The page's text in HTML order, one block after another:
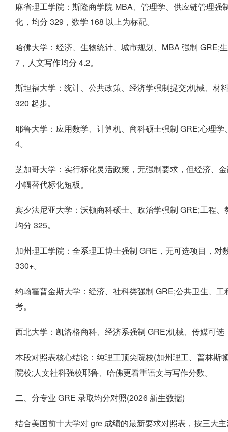
麻省理工学院：斯隆商学院 MBA、管理学、供应链管理
化，均分 329，数学 168 以上为标配。
哈佛大学：经济、生物统计、城市规划、MBA 强制 GRE;
7，人文写作均分 4.2。
斯坦福大学：统计、公共政策、经济学强制提交;机械、材
320 起步。
耶鲁大学：应用数学、计算机、商科硕士强制 GRE;心理
4。
芝加哥大学：实行标化灵活政策，无强制要求，但经济、
小幅替代标化短板。
宾夕法尼亚大学：沃顿商科硕士、政治学强制 GRE;工程
均分 325。
加州理工学院：全系理工博士强制 GRE，无可选项目，
330+。
约翰霍普金斯大学：经济、社科类强制 GRE;公共卫生、
考。
西北大学：凯洛格商科、经济系强制 GRE;机械、传媒可
本段对照表核心结论：纯理工顶尖院校(加州理工、普林
院校;人文社科强校耶鲁、哈佛更看重语文与写作分数。
二、分专业 GRE 录取均分对照(2026 新生数据)
结合美国前十大学对 gre 成绩的最新要求对照表，按三大